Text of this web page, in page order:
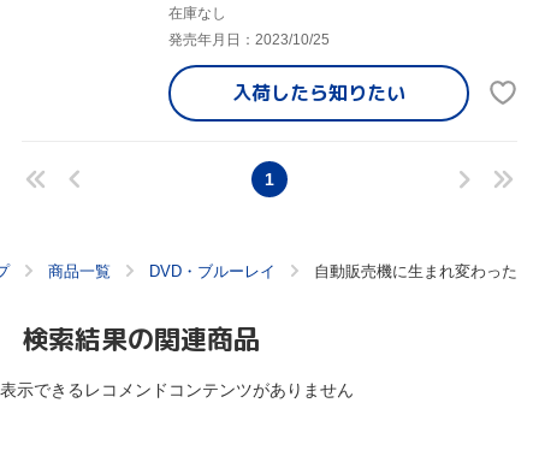
在庫なし
発売年月日：2023/10/25
入荷したら知りたい
1
商品一覧 DVD・ブルーレイ 自動販売機に生まれ変わった
検索結果の関連商品
表示できるレコメンドコンテンツがありません